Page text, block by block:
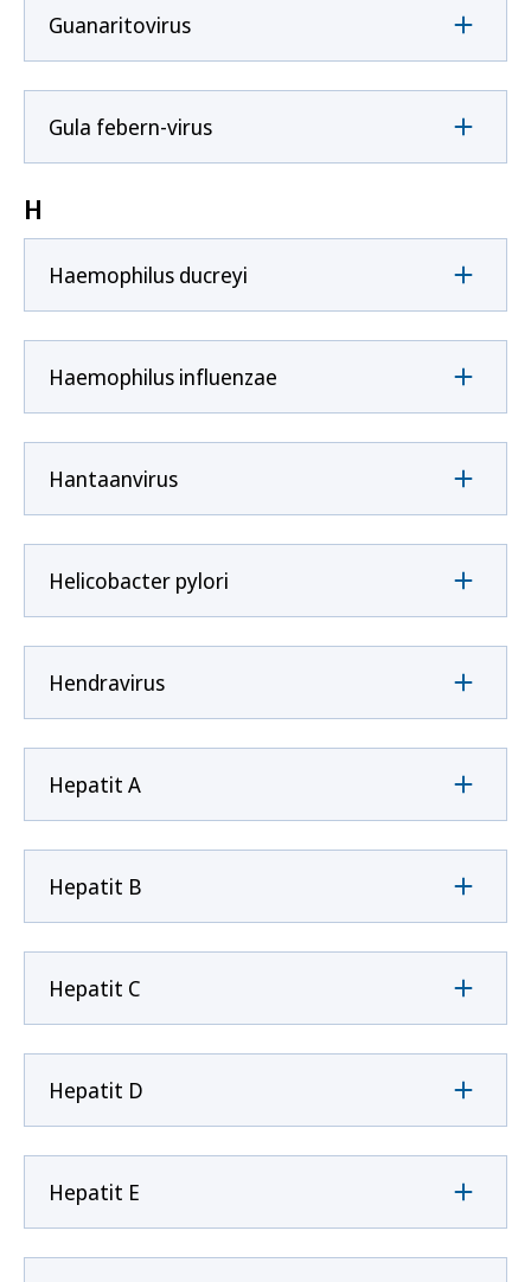
Guanaritovirus
Gula febern-virus
H
Haemophilus ducreyi
Haemophilus influenzae
Hantaanvirus
Helicobacter pylori
Hendravirus
Hepatit A
Hepatit B
Hepatit C
Hepatit D
Hepatit E